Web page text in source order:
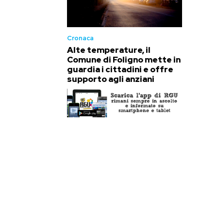
Cronaca
Alte temperature, il
Comune di Foligno mette in
guardia i cittadini e offre
supporto agli anziani